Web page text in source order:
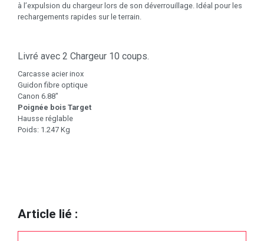
à l’expulsion du chargeur lors de son déverrouillage. Idéal pour les
rechargements rapides sur le terrain.
Livré avec 2 Chargeur 10 coups.
Carcasse acier inox
Guidon fibre optique
Canon 6.88"
Poignée bois Target
Hausse réglable
Poids: 1.247 Kg
Article lié :